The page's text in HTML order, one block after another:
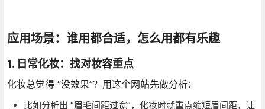
应用场景：谁用都合适，怎么用都有乐趣
1. 日常化妆：找对妆容重点
化妆总觉得 “没效果”？用这个网站先做分析：
比如分析出 “眉毛间距过宽”，化妆时就重点缩短眉间距，让